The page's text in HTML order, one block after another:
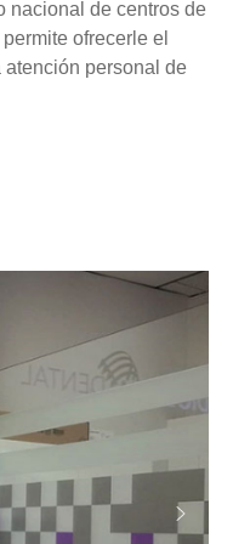
nacional de centros de
ofrecerle el
atención personal de